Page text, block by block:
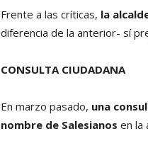
Frente a las críticas, la
diferencia de la anterior- sí
CONSULTA CIUDADANA
En marzo pasado, una
nombre de Salesianos en la